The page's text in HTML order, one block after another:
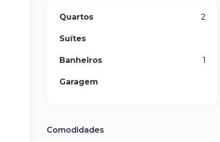
Quartos 2
Suítes
Banheiros 1
Garagem
Comodidades